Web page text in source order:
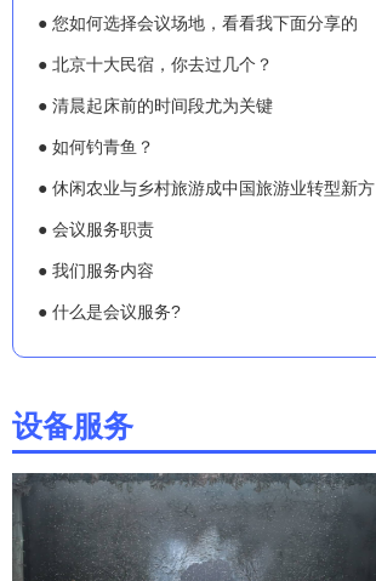
● 您如何选择会议场地，看看我下面分享的
● 北京十大民宿，你去过几个？
● 清晨起床前的时间段尤为关键
● 如何钓青鱼？
● 休闲农业与乡村旅游成中国旅游业转型新方
● 会议服务职责
● 我们服务内容
● 什么是会议服务?
设备服务